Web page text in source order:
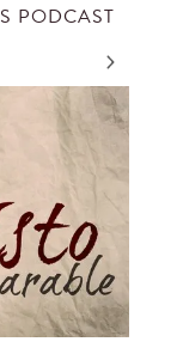
PODCAST